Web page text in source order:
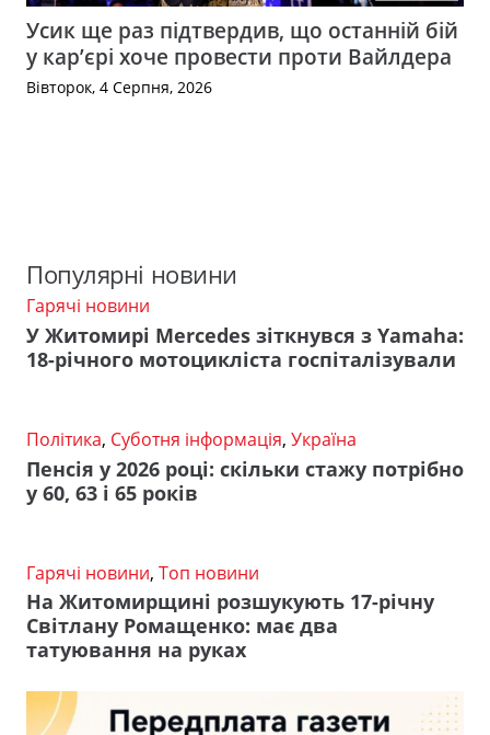
Усик ще раз підтвердив, що останній бій
у кар’єрі хоче провести проти Вайлдера
Вівторок, 4 Серпня, 2026
Популярні новини
Гарячі новини
У Житомирі Mercedes зіткнувся з Yamaha:
18-річного мотоцикліста госпіталізували
Політика, Суботня інформація, Україна
Пенсія у 2026 році: скільки стажу потрібно
у 60, 63 і 65 років
Гарячі новини, Топ новини
На Житомирщині розшукують 17-річну
Світлану Ромащенко: має два
татуювання на руках